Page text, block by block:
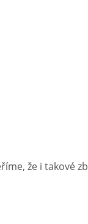
že i takové